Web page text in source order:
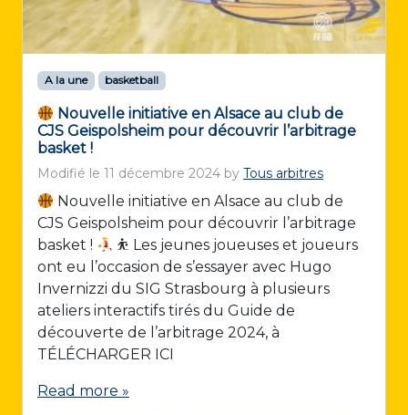
A la une basketball
Nouvelle initiative en Alsace au club de
CJS Geispolsheim pour découvrir l’arbitrage
basket !
Modifié le 11 décembre 2024 by Tous arbitres
Nouvelle initiative en Alsace au club de
CJS Geispolsheim pour découvrir l’arbitrage
basket !
⛹ Les jeunes joueuses et joueurs
ont eu l’occasion de s’essayer avec Hugo
Invernizzi du SIG Strasbourg à plusieurs
ateliers interactifs tirés du Guide de
découverte de l’arbitrage 2024, à
TÉLÉCHARGER ICI
Read more »